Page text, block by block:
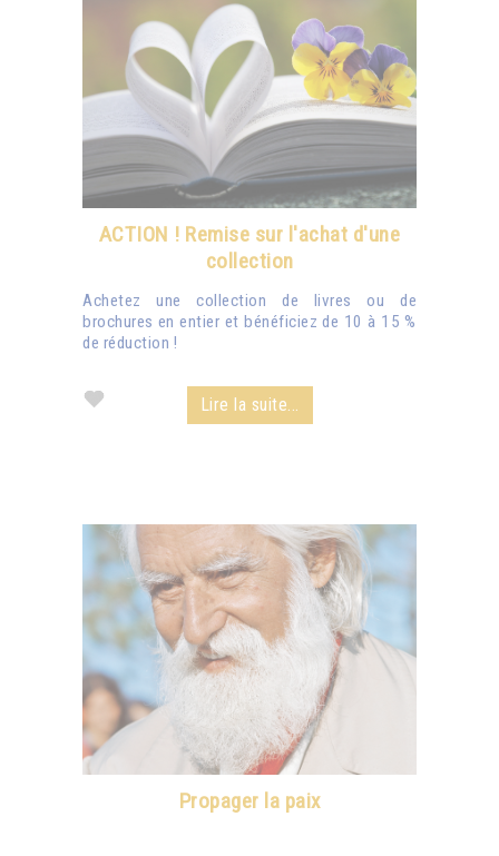
ACTION ! Remise sur l'achat d'une
collection
Achetez une collection de livres ou de
brochures en entier et bénéficiez de 10 à 15 %
de réduction !
Lire la suite...
Propager la paix